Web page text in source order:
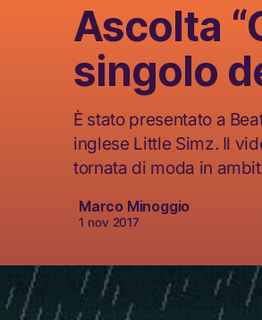
Ascolta
singolo
È stato presentato a
inglese Little Simz. Il
tornata di moda in
Marco Minoggio
1 nov 2017